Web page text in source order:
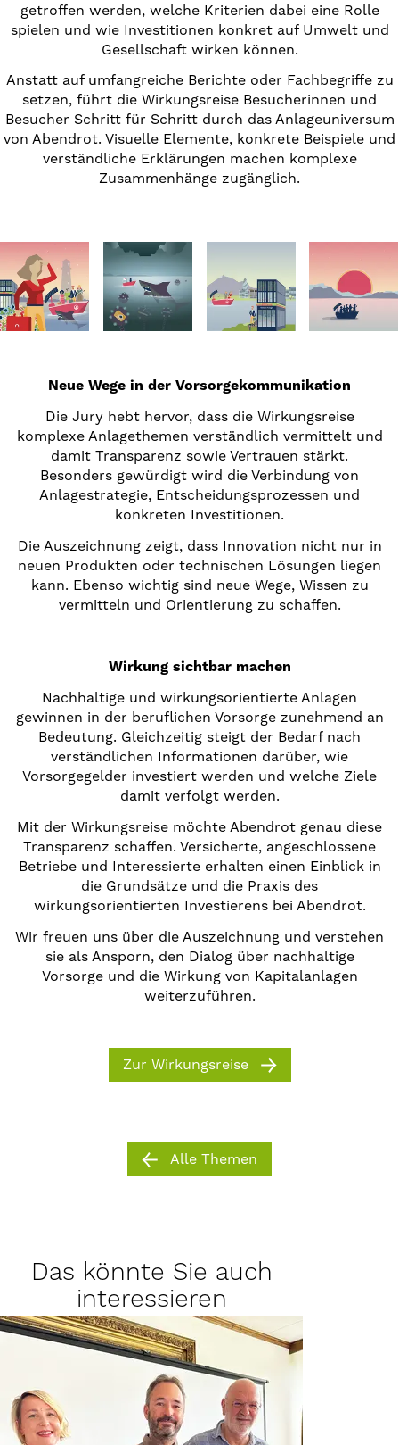
getroffen werden, welche Kriterien dabei eine Rolle
spielen und wie Investitionen konkret auf Umwelt und
Gesellschaft wirken können.
Anstatt auf umfangreiche Berichte oder Fachbegriffe zu
setzen, führt die Wirkungsreise Besucherinnen und
Besucher Schritt für Schritt durch das Anlageuniversum
von Abendrot. Visuelle Elemente, konkrete Beispiele und
verständliche Erklärungen machen komplexe
Zusammenhänge zugänglich.
Neue Wege in der Vorsorgekommunikation
Die Jury hebt hervor, dass die Wirkungsreise
komplexe Anlagethemen verständlich vermittelt und
damit Transparenz sowie Vertrauen stärkt.
Besonders gewürdigt wird die Verbindung von
Anlagestrategie, Entscheidungsprozessen und
konkreten Investitionen.
Die Auszeichnung zeigt, dass Innovation nicht nur in
neuen Produkten oder technischen Lösungen liegen
kann. Ebenso wichtig sind neue Wege, Wissen zu
vermitteln und Orientierung zu schaffen.
Wirkung sichtbar machen
Nachhaltige und wirkungsorientierte Anlagen
gewinnen in der beruflichen Vorsorge zunehmend an
Bedeutung. Gleichzeitig steigt der Bedarf nach
verständlichen Informationen darüber, wie
Vorsorgegelder investiert werden und welche Ziele
damit verfolgt werden.
Mit der Wirkungsreise möchte Abendrot genau diese
Transparenz schaffen. Versicherte, angeschlossene
Betriebe und Interessierte erhalten einen Einblick in
die Grundsätze und die Praxis des
wirkungsorientierten Investierens bei Abendrot.
Wir freuen uns über die Auszeichnung und verstehen
sie als Ansporn, den Dialog über nachhaltige
Vorsorge und die Wirkung von Kapitalanlagen
weiterzuführen.
Zur Wirkungsreise
Alle Themen
Das könnte Sie auch
interessieren